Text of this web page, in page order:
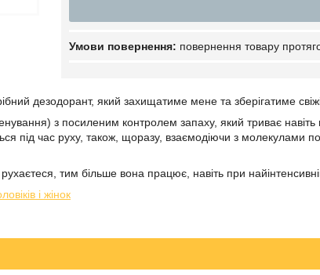
повернення товару
дезодорант, який захищатиме мене та зберігатиме
з посиленим контролем запаху, який триває
під час руху, також, щоразу, взаємодіючи з молекулами
тим більше вона працює, навіть при
і жінок